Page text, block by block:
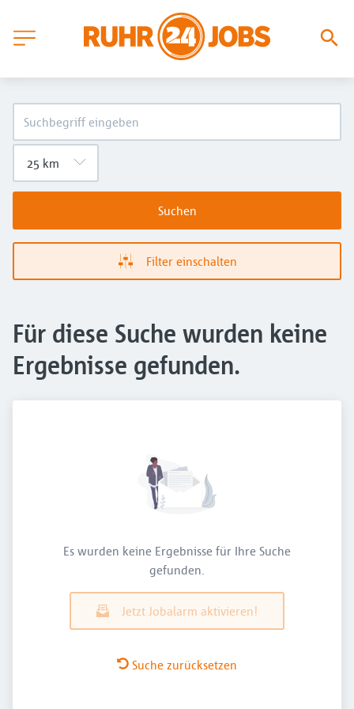
Suchen
Filter einschalten
Für diese Suche wurden keine
Ergebnisse gefunden.
Es wurden keine Ergebnisse für Ihre Suche
gefunden.
Jetzt Jobalarm aktivieren!
Suche zurücksetzen